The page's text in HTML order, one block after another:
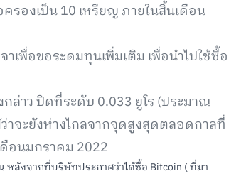
รองเป็น 10 เหรียญ ภายในสิ้นเดือน
เพื่อขอระดมทุนเพิ่มเติม เพื่อนำไปใช้ซื้อ
ล่าว ปิดที่ระดับ 0.033 ยูโร (ประมาณ
าจะยังห่างไกลจากจุดสูงสุดตลอดกาลที่
ดือนมกราคม 2022